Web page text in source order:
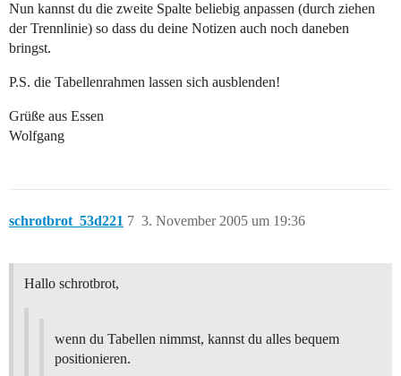
Nun kannst du die zweite Spalte beliebig anpassen (durch ziehen
der Trennlinie) so dass du deine Notizen auch noch daneben
bringst.
P.S. die Tabellenrahmen lassen sich ausblenden!
Grüße aus Essen
Wolfgang
schrotbrot_53d221 3. November 2005 um 19:36
7
Hallo schrotbrot,
wenn du Tabellen nimmst, kannst du alles bequem
positionieren.